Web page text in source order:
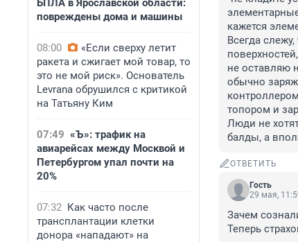
БПЛА в Ярославской области:
повреждены дома и машины
08:00
«Если сверху летит
ракета и сжигает мой товар, то
это не мой риск». Основатель
Levrana обрушился с критикой
на Татьяну Ким
07:49 «Ъ»: трафик на
авиарейсах между Москвой и
Петербургом упал почти на
20%
07:32 Как часто после
трансплантации клетки
донора «нападают» на
кажется
Всегда
не оставляю
обычно
топором и
Люди не
балды, а
ОТВЕТИТЬ
Гость
29 мая,
Зачем
Теперь